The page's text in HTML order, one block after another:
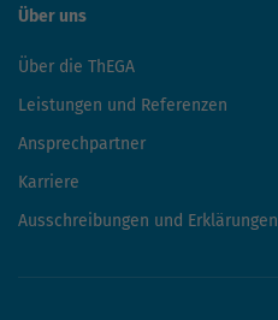
Über uns
Über die ThEGA
Leistungen und Referenzen
Ansprechpartner
Karriere
Ausschreibungen und Erklärungen